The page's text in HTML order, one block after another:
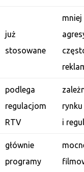
już
stosowane
mniej
podlega
regulacjom
RTV
i
głównie
programy